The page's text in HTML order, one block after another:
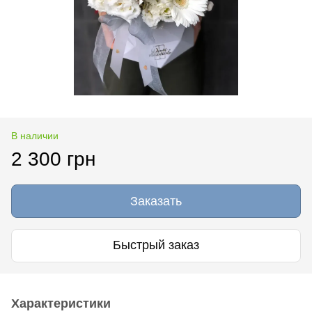
В наличии
2 300 грн
Заказать
Быстрый заказ
Характеристики